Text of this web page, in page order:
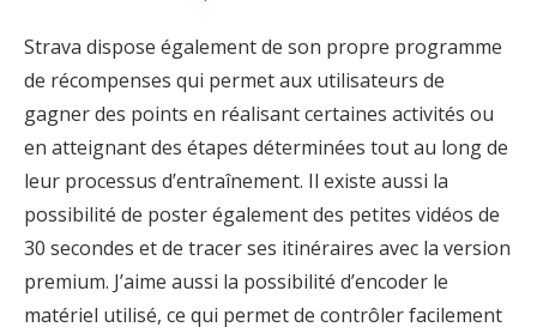
Strava dispose également de son propre programme
de récompenses qui permet aux utilisateurs de
gagner des points en réalisant certaines activités ou
en atteignant des étapes déterminées tout au long de
leur processus d’entraînement. Il existe aussi la
possibilité de poster également des petites vidéos de
30 secondes et de tracer ses itinéraires avec la version
premium. J’aime aussi la possibilité d’encoder le
matériel utilisé, ce qui permet de contrôler facilement